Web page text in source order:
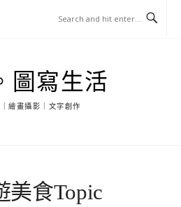
圖寫生活
繪畫攝影｜文字創作
美食Topic